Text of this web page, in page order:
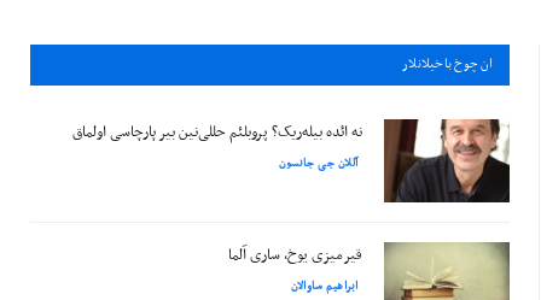
ان چوخ باخيلانلار
نه ائده بیله‌ریک؟ پروبلئم حللی‌نین بیر پارچاسی اولماق
آللان جی جانسون
قیرمیزی یوخ، ساری آلما
ابراهیم ساوالان